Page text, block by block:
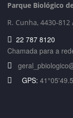
Parque Biológico
R. Cunha, 4430-812
22 787 8120
Chamada para a
GPS: